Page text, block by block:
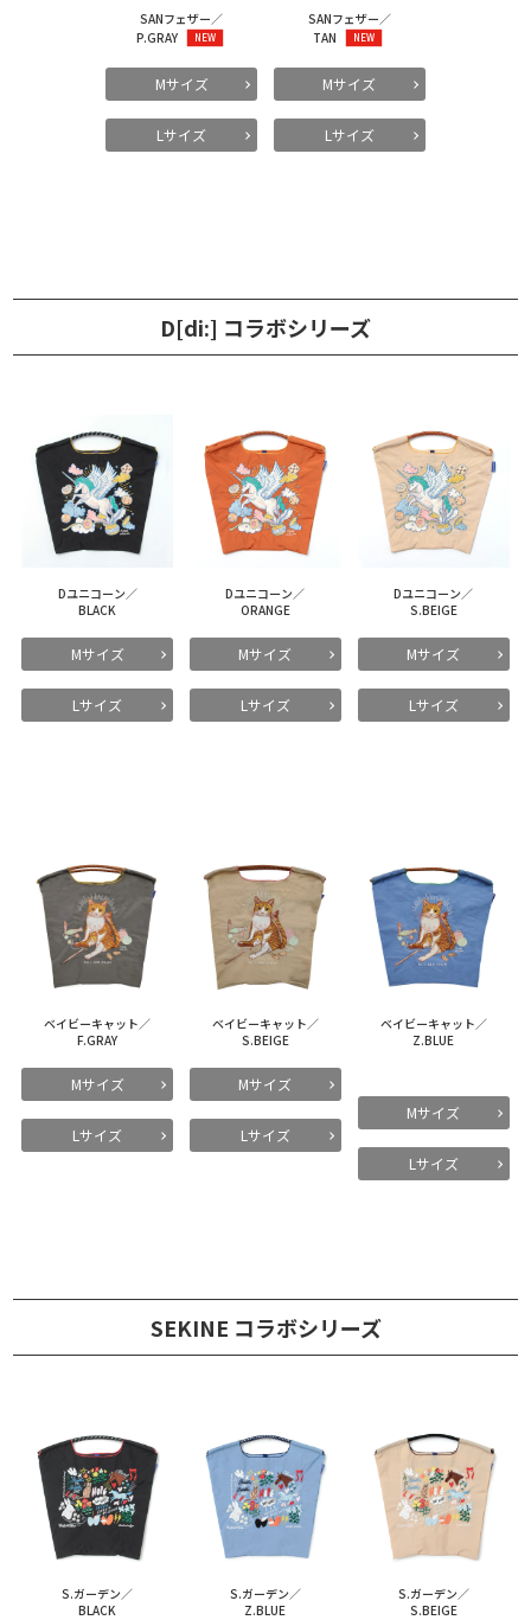
SANフェザー／
P.GRAY
Mサイズ
Lサイズ
SANフェザー／
TAN
Mサイズ
Lサイズ
D[di:] コラボシリーズ
Dユニコーン／
BLACK
Mサイズ
Lサイズ
Dユニコーン／
ORANGE
Mサイズ
Lサイズ
Dユニコーン／
S.BEIGE
Mサイズ
Lサイズ
ベイビーキャット／
F.GRAY
Mサイズ
Lサイズ
ベイビーキャット／
S.BEIGE
Mサイズ
Lサイズ
ベイビーキャット／
Z.BLUE
Mサイズ
Lサイズ
SEKINE コラボシリーズ
S.ガーデン／
BLACK
S.ガーデン／
Z.BLUE
S.ガーデン／
S.BEIGE